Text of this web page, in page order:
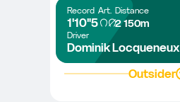
Record
1'10"5
Art. Distance
2 150m
Driver
Dominik Locqueneux
Outsider